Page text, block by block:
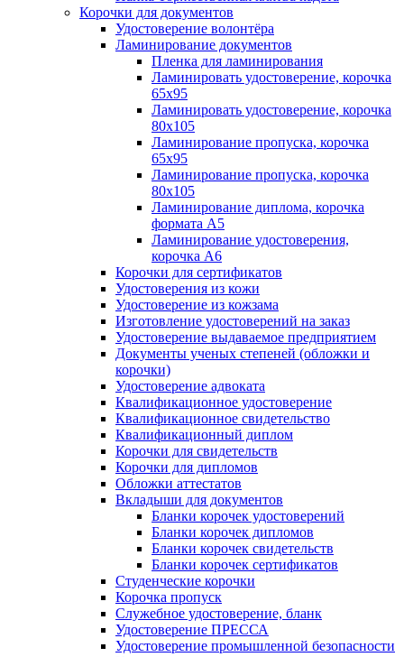
Корочки для документов
Удостоверение волонтёра
Ламинирование документов
Пленка для ламинирования
Ламинировать удостоверение, корочка
65х95
Ламинировать удостоверение, корочка
80х105
Ламинирование пропуска, корочка
65х95
Ламинирование пропуска, корочка
80х105
Ламинирование диплома, корочка
формата А5
Ламинирование удостоверения,
корочка А6
Корочки для сертификатов
Удостоверения из кожи
Удостоверение из кожзама
Изготовление удостоверений на заказ
Удостоверение выдаваемое предприятием
Документы ученых степеней (обложки и
корочки)
Удостоверение адвоката
Квалификационное удостоверение
Квалификационное свидетельство
Квалификационный диплом
Корочки для свидетельств
Корочки для дипломов
Обложки аттестатов
Вкладыши для документов
Бланки корочек удостоверений
Бланки корочек дипломов
Бланки корочек свидетельств
Бланки корочек сертификатов
Студенческие корочки
Корочка пропуск
Служебное удостоверение, бланк
Удостоверение ПРЕССА
Удостоверение промышленной безопасности